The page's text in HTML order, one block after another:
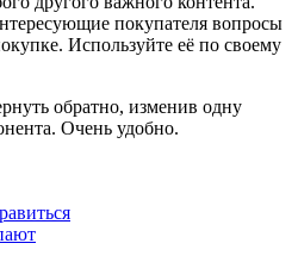
покупателя вопросы
Используйте её по своему
обратно, изменив одну
Очень удобно.